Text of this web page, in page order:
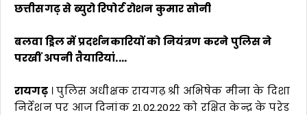
छत्तीसगढ़ से ब्युरो रिपोर्ट रोशन कुमार सोनी
बलवा ड्रिल में प्रदर्शनकारियों को नियंत्रण करने पुलिस ने
परखीं अपनी तैयारियां....
रायगढ़। पुलिस अधीक्षक रायगढ़ श्री अभिषेक मीना के दिशा
निर्देशन पर आज दिनांक 21.02.2022 को रक्षित केन्द्र के परेड